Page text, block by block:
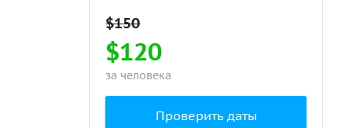
$120
за человека
Проверить даты